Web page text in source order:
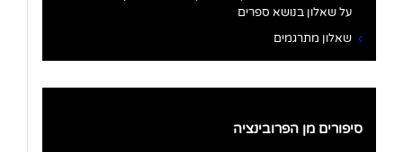
על שאלון בנושא ספרים
שאלון מתרגמים
סיפורים מן הפרובינציה